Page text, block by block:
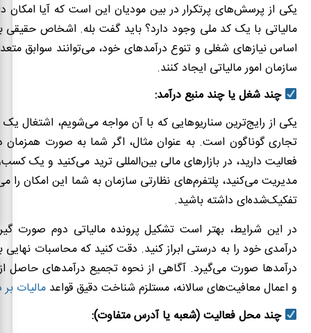
یکی از پرسش‌های پرتکرار در بین مودیان این است که آیا امکان
مالیاتی با یک کد ملی وجود دارد؟ باید گفت بله. اشخاص حقیقی
اساس نیازهای شغلی و تنوع درآمدهای خود، می‌توانند سوابق
سازمان امور مالیاتی ایجاد کنند.
چند شغل یا چند منبع درآمد:
یکی از رایج‌ترین سناریوهایی که با آن مواجه می‌شویم، اشتغال
تجاری گوناگون است. به عنوان مثال، اگر شما به صورت
فعالیت دارید، در بازارهای مالی بین‌المللی ترید می‌کنید و یک
مدیریت می‌کنید، پلتفرم‌های نظارتی سازمان به شما این امکان را
تفکیک‌شده‌ای داشته باشید.
در این شرایط، بهتر است تشکیل پرونده مالیاتی دوم صورت
درآمدی خود را به درستی ابراز کنید. دقت کنید که محاسبات
درآمدها صورت می‌گیرد. آگاهی از نحوه تجمیع درآمدهای حاصل
و اعمال معافیت‌های سالانه، مستلزم شناخت دقیق قواعد مالیات بر
چند محل فعالیت (شعبه یا آدرس متفاوت):